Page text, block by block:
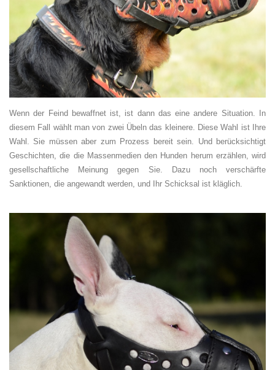
Wenn der Feind bewaffnet ist, ist dann das eine andere Situation. In
diesem Fall wählt man von zwei Übeln das kleinere. Diese Wahl ist Ihre
Wahl. Sie müssen aber zum Prozess bereit sein. Und berücksichtigt
Geschichten, die die Massenmedien den Hunden herum erzählen, wird
gesellschaftliche Meinung gegen Sie. Dazu noch verschärfte
Sanktionen, die angewandt werden, und Ihr Schicksal ist kläglich.